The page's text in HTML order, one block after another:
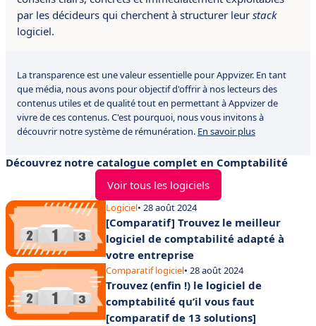
par les décideurs qui cherchent à structurer leur stack
logiciel.
La transparence est une valeur essentielle pour Appvizer. En tant
que média, nous avons pour objectif d'offrir à nos lecteurs des
contenus utiles et de qualité tout en permettant à Appvizer de
vivre de ces contenus. C'est pourquoi, nous vous invitons à
découvrir notre système de rémunération. En savoir plus
Découvrez notre catalogue complet en Comptabilité
Voir tous les logiciels
Logiciel• 28 août 2024
[Comparatif] Trouvez le meilleur
logiciel de comptabilité adapté à
votre entreprise
Comparatif logiciel• 28 août 2024
Trouvez (enfin !) le logiciel de
comptabilité qu’il vous faut
[comparatif de 13 solutions]